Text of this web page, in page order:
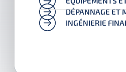
DÉPANNAGE ET
INGÉNIERIE